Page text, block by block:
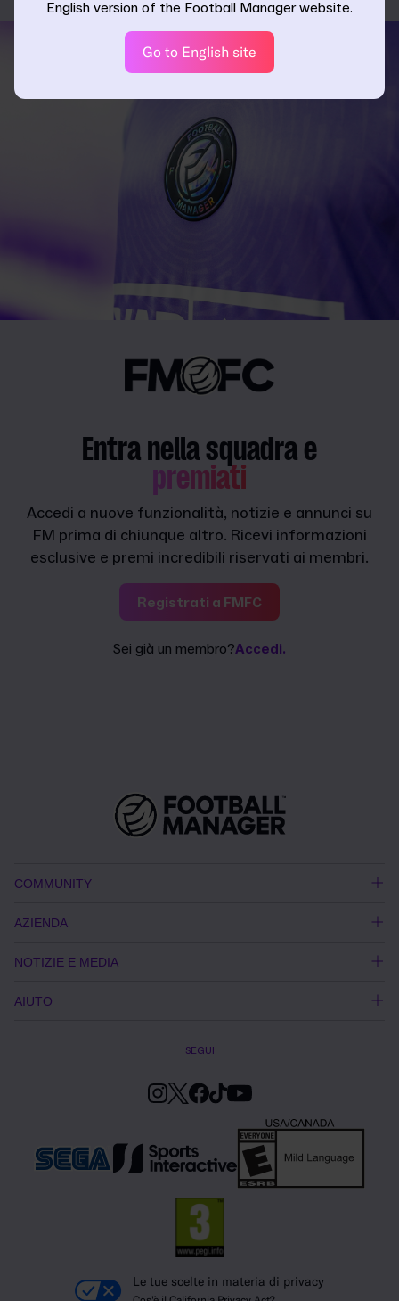
Entra nella squadra e
premiati
Accedi a nuove funzionalità, notizie e annunci su
FM prima di chiunque altro. Ricevi informazioni
esclusive e premi incredibili riservati ai membri.
Registrati a FMFC
Sei già un membro?Accedi.
COMMUNITY
AZIENDA
NOTIZIE E MEDIA
AIUTO
SEGUI
Le tue scelte in materia di privacy
English version of the Football Manager website.
Go to English site